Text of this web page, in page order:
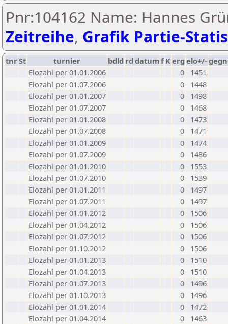
Pnr:104162 Name: Hannes
Zeitreihe, Grafik Partie-
tnrSt turnier bdld rd datumf Kerg elo+/-
Elozahl per 01.01.2006
0
1451
Elozahl per 01.07.2006
0
1448
Elozahl per 01.01.2007
0
1498
Elozahl per 01.07.2007
0
1468
Elozahl per 01.01.2008
0
1473
Elozahl per 01.07.2008
0
1471
Elozahl per 01.01.2009
0
1474
Elozahl per 01.07.2009
0
1486
Elozahl per 01.01.2010
0
1553
Elozahl per 01.07.2010
0
1539
Elozahl per 01.01.2011
0
1497
Elozahl per 01.07.2011
0
1497
Elozahl per 01.01.2012
0
1506
Elozahl per 01.04.2012
0
1506
Elozahl per 01.07.2012
0
1506
Elozahl per 01.10.2012
0
1506
Elozahl per 01.01.2013
0
1510
Elozahl per 01.04.2013
0
1510
Elozahl per 01.07.2013
0
1496
Elozahl per 01.10.2013
0
1496
Elozahl per 01.01.2014
0
1472
Elozahl per 01.04.2014
0
1463